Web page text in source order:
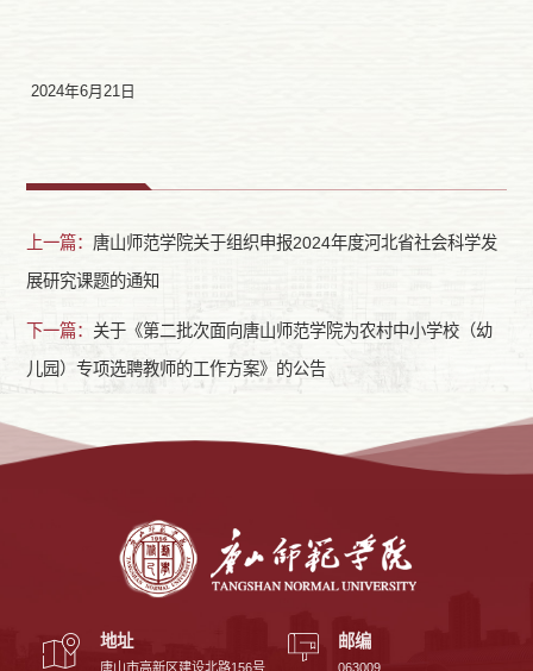
2024年6月 21 日
上一篇： 唐山师范学院关于组织申报2024年度河北省社会科学发
展研究课题的通知
下一篇： 关于《第二批次面向唐山师范学院为农村中小学校（幼
儿园）专项选聘教师的工作方案》的公告
地址
唐山市高新区建设北路156号
邮编
063009